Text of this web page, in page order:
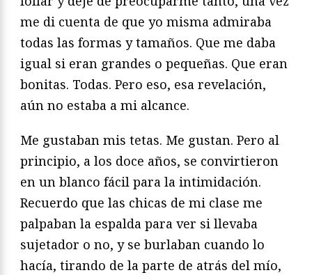
me di cuenta de que yo misma admiraba
todas las formas y tamaños. Que me daba
igual si eran grandes o pequeñas. Que eran
bonitas. Todas. Pero eso, esa revelación,
aún no estaba a mi alcance.
Me gustaban mis tetas. Me gustan. Pero al
principio, a los doce años, se convirtieron
en un blanco fácil para la intimidación.
Recuerdo que las chicas de mi clase me
palpaban la espalda para ver si llevaba
sujetador o no, y se burlaban cuando lo
hacía, tirando de la parte de atrás del mío,